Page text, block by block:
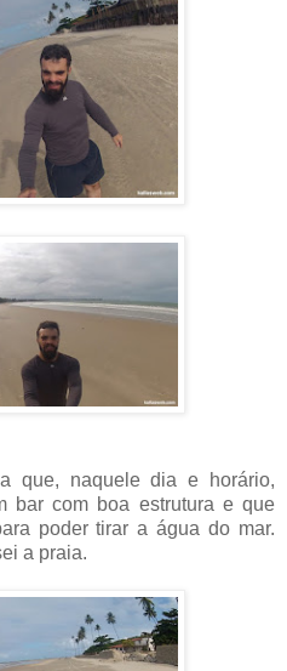
que, naquele dia e horário,
bar com boa estrutura e que
poder tirar a água do mar.
a praia.